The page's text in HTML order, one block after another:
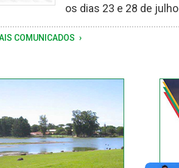
os dias 23 e 28 de julho
COMUNICADOS